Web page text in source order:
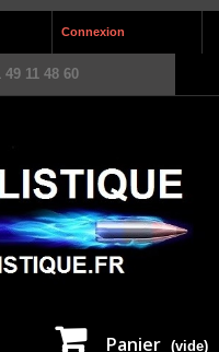
Connexion
49 11 48 60
Panier (vide)